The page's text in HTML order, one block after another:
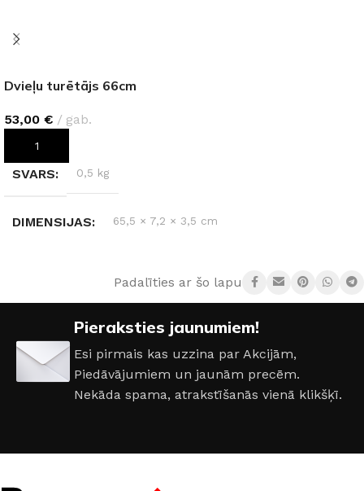
Dvieļu turētājs 66cm
53,00 € gab.
PIEVIENOT GROZAM
SVARS 0,5 kg
DIMENSIJAS 65,5 × 7,2 × 3,5 cm
Padalīties ar šo lapu:
Pieraksties jaunumiem!
Esi pirmais kas uzzina par Akcijām,
Piedāvājumiem un jaunām precēm.
Nekāda spama, atrakstīšanās vienā klikšķī.